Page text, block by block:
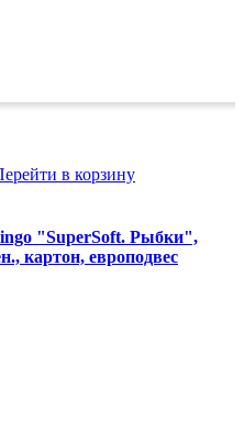
в корзину
"SuperSoft. Рыбки",
картон, европодвес